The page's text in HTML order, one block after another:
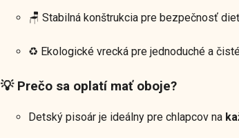
🪑 Stabilná konštrukcia pre bezpečnosť
♻️ Ekologické vrecká pre jednoduché a
💡 Prečo sa oplatí mať oboje?
Detský pisoár je ideálny pre chlapcov na